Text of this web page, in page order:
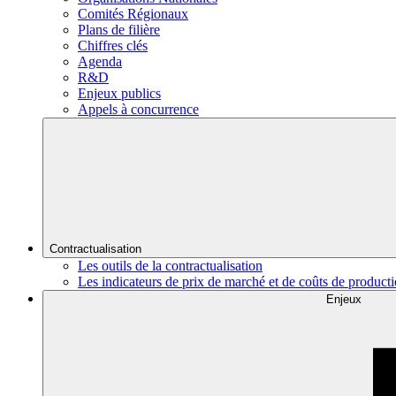
Comités Régionaux
Plans de filière
Chiffres clés
Agenda
R&D
Enjeux publics
Appels à concurrence
Contractualisation
Les outils de la contractualisation
Les indicateurs de prix de marché et de coûts de
Enjeux